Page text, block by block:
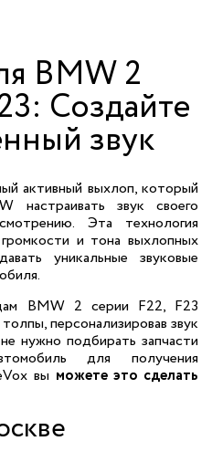
BMW 2
Создайте
звук
активный выхлоп, который
настраивать звук своего
Эта технология
и тона выхлопных
уникальные звуковые
BMW 2 серии F22, F23
персонализировав звук
нужно подбирать запчасти
для получения
вы можете это сделать